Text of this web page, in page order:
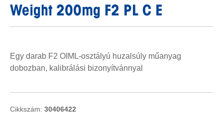
Weight 200mg F2 PL C E
Egy darab F2 OIML-osztályú huzalsúly műanyag
dobozban, kalibrálási bizonyítvánnyal
Cikkszám: 30406422